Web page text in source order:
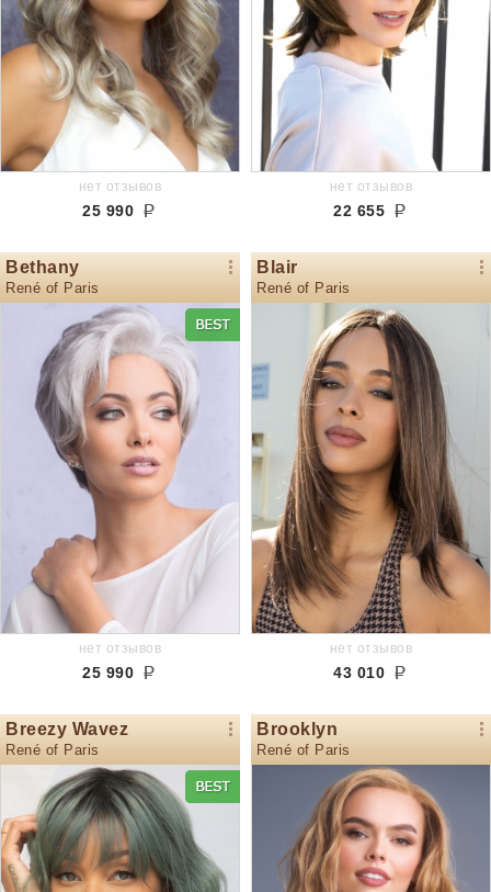
нет отзывов
25 990
нет отзывов
22 655
Bethany
René of Paris
нет отзывов
25 990
Blair
René of Paris
нет отзывов
43 010
Breezy Wavez
René of Paris
Brooklyn
René of Paris